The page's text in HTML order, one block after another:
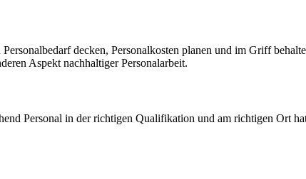
decken, Personalkosten planen und im Griff
Aspekt nachhaltiger Personalarbeit.
Personal in der richtigen Qualifikation und am richtigen Ort